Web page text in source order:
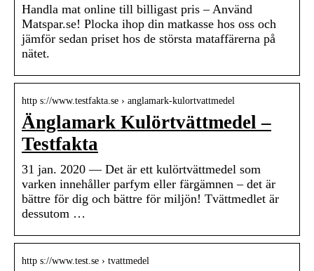
Handla mat online till billigast pris – Använd
Matspar.se! Plocka ihop din matkasse hos oss och
jämför sedan priset hos de största mataffärerna på
nätet.
http s://www.testfakta.se › anglamark-kulortvattmedel
Änglamark Kulörtvättmedel –
Testfakta
31 jan. 2020 — Det är ett kulörtvättmedel som
varken innehåller parfym eller färgämnen – det är
bättre för dig och bättre för miljön! Tvättmedlet är
dessutom …
http s://www.test.se › tvattmedel